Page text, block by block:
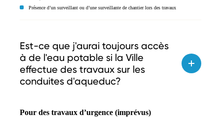
Présence d’un surveillant ou d’une surveillante de chantier lors des travaux
Est-ce que j'aurai toujours accès
à de l'eau potable si la Ville
effectue des travaux sur les
conduites d'aqueduc?
Pour des travaux d’urgence (imprévus)